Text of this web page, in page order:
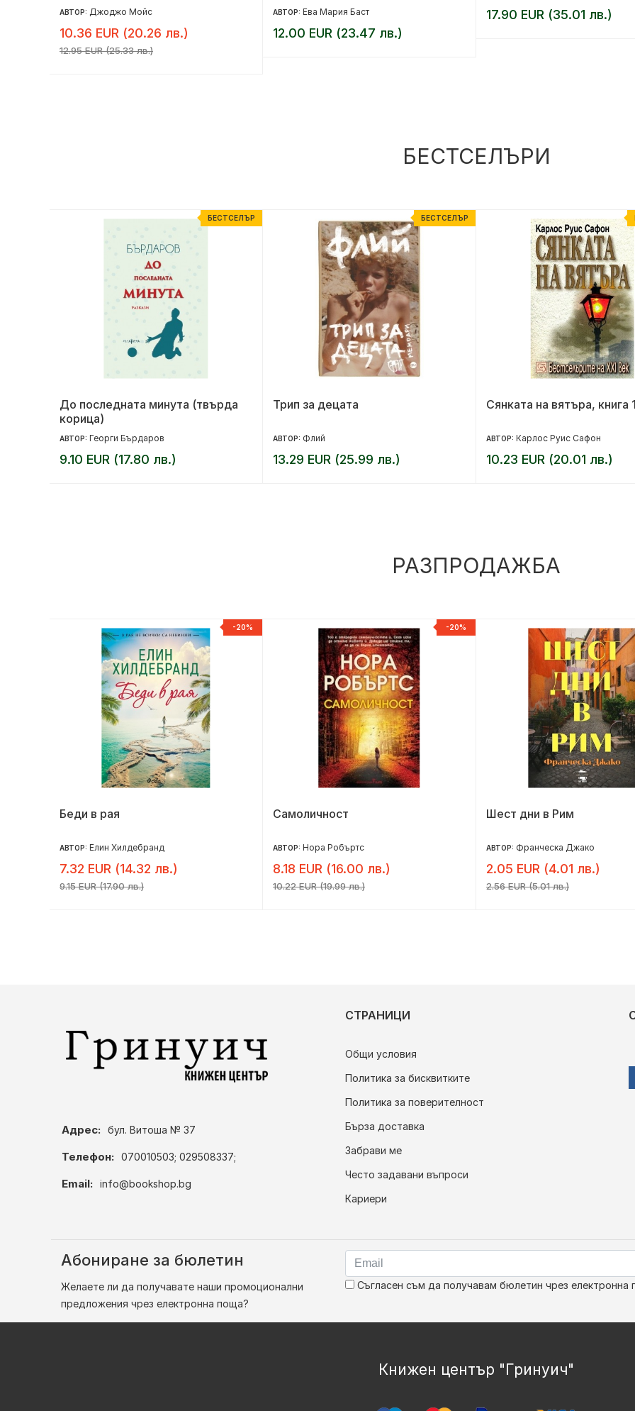
АВТОР: Джоджо Мойс
10.36 EUR (20.26 лв.)
12.95 EUR (25.33 лв.)
АВТОР: Ева Мария Баст
12.00 EUR (23.47 лв.)
17.90 EUR (35.01 лв.)
БЕСТСЕЛЪРИ
БЕСТСЕЛЪР
До последната минута (твърда
корица)
АВТОР: Георги Бърдаров
9.10 EUR (17.80 лв.)
БЕСТСЕЛЪР
Трип за децата
АВТОР: Флий
13.29 EUR (25.99 лв.)
Сянката на вятъра, книга 1
АВТОР: Карлос Руис Сафон
10.23 EUR (20.01 лв.)
РАЗПРОДАЖБА
-20%
Беди в рая
АВТОР: Елин Хилдебранд
7.32 EUR (14.32 лв.)
9.15 EUR (17.90 лв.)
-20%
Самоличност
АВТОР: Нора Робъртс
8.18 EUR (16.00 лв.)
10.22 EUR (19.99 лв.)
Шест дни в Рим
АВТОР: Франческа Джако
2.05 EUR (4.01 лв.)
2.56 EUR (5.01 лв.)
Адрес: бул. Витоша № 37
Телефон: 070010503; 029508337;
Email: info@bookshop.bg
СТРАНИЦИ
Общи условия
Политика за бисквитките
Политика за поверителност
Бърза доставка
Забрави ме
Често задавани въпроси
Кариери
Абониране за бюлетин
Желаете ли да получавате наши промоционални
предложения чрез електронна поща?
Съгласен съм да получавам бюлетин чрез електронна
Книжен център "Гринуич"